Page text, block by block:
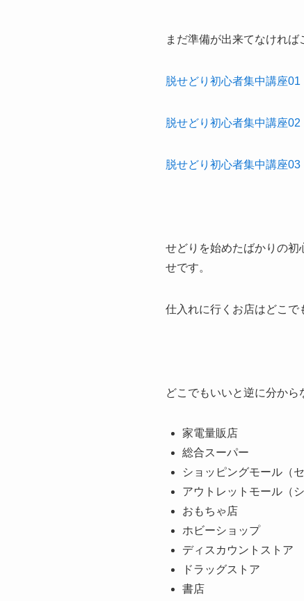
まだ準備が出来てなければ
脱せどり初心者集中講座
脱せどり初心者集中講座
脱せどり初心者集中講座
せどりを始めたばかりの初
せです。
仕入れに行くお店はどこで
どこでもいいと逆に分から
家電量販店
総合スーパー
ショッピングモール（セ
アウトレットモール（シ
おもちゃ店
ホビーショップ
ディスカウントストア
ドラッグストア
書店